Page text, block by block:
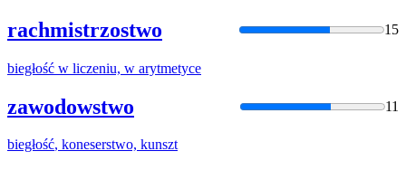
rachmistrzostwo 15
biegłość w liczeniu, w arytmetyce
zawodowstwo 11
biegłość, koneserstwo, kunszt